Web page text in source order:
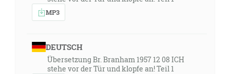
MP3
DEUTSCH
Übersetzung Br. Branham 1957 12 08 ICH
stehe vor der Tür und klopfe an! Teil 1